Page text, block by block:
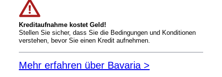
Kreditaufnahme kostet Geld!
Stellen Sie sicher, dass Sie die Bedingungen und Konditionen
verstehen, bevor Sie einen Kredit aufnehmen.
Mehr erfahren über Bavaria >